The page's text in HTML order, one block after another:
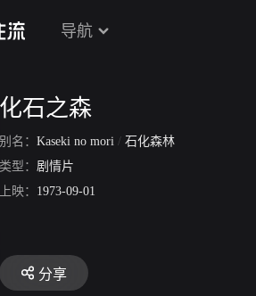
导航
化石之森
别名： Kaseki no mori / 石化森林
类型： 剧情片
上映： 1973-09-01
分享